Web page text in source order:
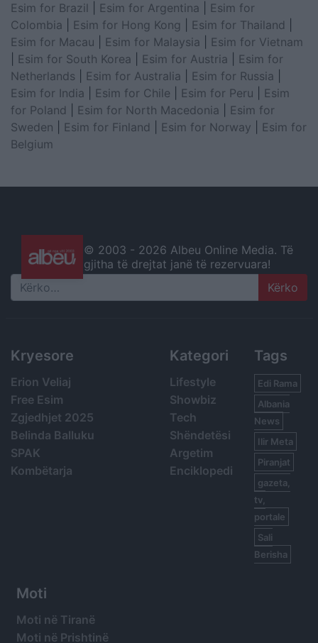
Esim for Brazil
Esim for Argentina
Esim for
Colombia
Esim for Hong Kong Esim for Thailand
Esim for Macau
Esim for Malaysia
Esim for Vietnam
Esim for South Korea Esim for Austria
Esim for
Netherlands
Esim for Australia Esim for Russia
Esim for India
Esim for Chile Esim for Peru
Esim
for Poland
Esim for North Macedonia
Esim for
Sweden
Esim for Finland Esim for Norway
Esim for
Belgium
© 2003 - 2026 Albeu Online Media. Të
gjitha të drejtat janë të rezervuara!
Search
Kryesore
Erion Veliaj
Free Esim
Zgjedhjet 2025
Belinda Balluku
SPAK
Kombëtarja
Kategori
Lifestyle
Showbiz
Tech
Shëndetësi
Argetim
Enciklopedi
Tags
Edi Rama
Albania
News
Ilir Meta
Piranjat
gazeta,
tv,
portale
Sali
Berisha
Moti
Moti në Tiranë
Moti në Prishtinë